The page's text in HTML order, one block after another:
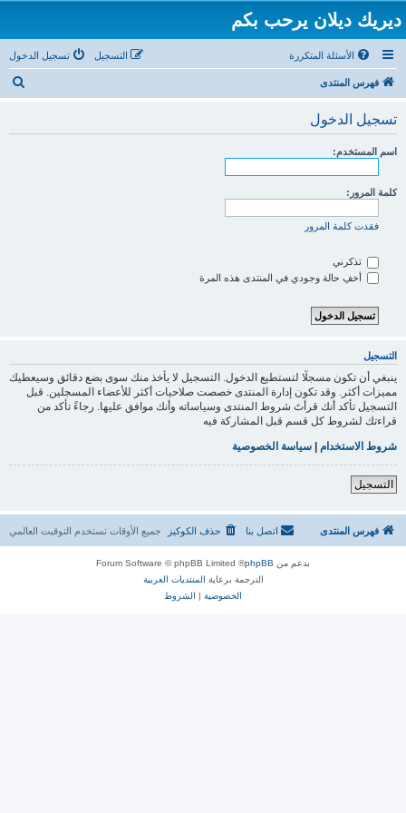
ديريك ديلان يرحب بكم
الأسئلة المتكررة تسجيل الدخول التسجيل
فهرس المنتدى
تسجيل الدخول
اسم المستخدم:
كلمة المرور:
فقدت كلمة المرور
تذكرني
أخفِ حالة وجودي في المنتدى هذه المرة
التسجيل
ينبغي أن تكون مسجلًا لتستطيع الدخول. التسجيل لا يأخذ منك سوى بضع دقائق وسيعطيك
مميزات أكثر. وقد تكون إدارة المنتدى خصصت صلاحيات أكثر للأعضاء المسجلين. قبل
التسجيل تأكد أنك قرأتَ شروط المنتدى وسياساته وأنك موافق عليها. رجاءً تأكد من
قراءتك لشروط كل قسم قبل المشاركة فيه
شروط الاستخدام | سياسة الخصوصية
التسجيل
فهرس المنتدى جميع الأوقات تستخدم التوقيت العالمي حذف الكوكيز اتصل بنا
بدعم من phpBB
® Forum Software © phpBB Limited
الترجمة برعاية المنتديات العربية
الخصوصية | الشروط